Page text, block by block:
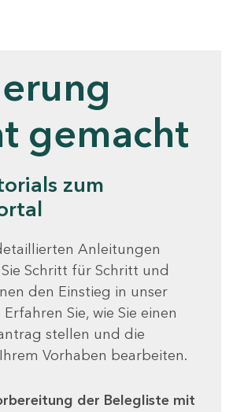
gemacht
zum
Anleitungen
Schritt für Schritt und
den Einstieg in unser
Sie, wie Sie einen
stellen und die
Vorhaben bearbeiten.
der Belegliste mit